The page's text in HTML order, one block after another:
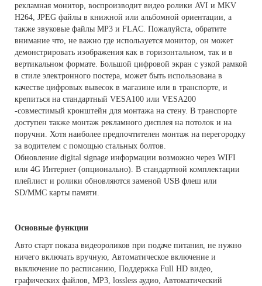
рекламная монитор, воспроизводит видео ролики AVI и MKV
H264, JPEG файлы в книжной или альбомной ориентации, а
также звуковые файлы MP3 и FLAC. Пожалуйста, обратите
внимание что, не важно где используется монитор, он может
демонстрировать изображения как в горизонтальном, так и в
вертикальном формате. Большой цифровой экран с узкой рамкой
в стиле электронного постера, может быть использована в
качестве цифровых вывесок в магазине или в транспорте, и
крепиться на стандартный VESA100 или VESA200
-совместимый кронштейн для монтажа на стену. В транспорте
доступен также монтаж рекламного дисплея на потолок и на
поручни. Хотя наиболее предпочтителен монтаж на перегородку
за водителем с помощью стальных болтов.
Обновление digital signage информации возможно через WIFI
или 4G Интернет (опционально). В стандартной комплектации
плейлист и ролики обновляются заменой USB флеш или
SD/MMC карты памяти.
Основные функции
Авто старт показа видеороликов при подаче питания, не нужно
ничего включать вручную, Автоматическое включение и
выключение по расписанию, Поддержка Full HD видео,
графических файлов, MP3, lossless аудио, Автоматический